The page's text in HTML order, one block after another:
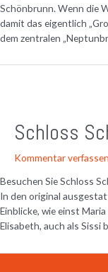
Schönbrunn. Wenn die
damit das eigentlich
dem zentralen
Schloss
Kommentar verfassen
Besuchen Sie Schloss
In den original
Einblicke, wie einst
Elisabeth, auch als Sissi